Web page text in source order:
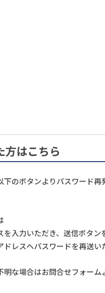
方はこちら
下のボタンよりパスワード再
を入力いただき、送信ボタン
レスへパスワードを再送い
な場合はお問合せフォーム